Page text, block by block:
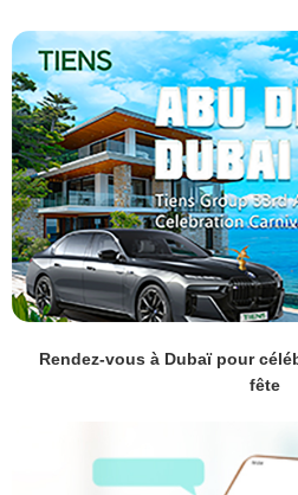
Rendez-vous à Dubaï pour
fête